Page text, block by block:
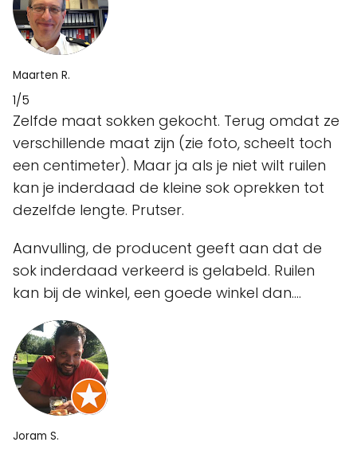
Maarten R.
1/5
Zelfde maat sokken gekocht. Terug omdat ze
verschillende maat zijn (zie foto, scheelt toch
een centimeter). Maar ja als je niet wilt ruilen
kan je inderdaad de kleine sok oprekken tot
dezelfde lengte. Prutser.
Aanvulling, de producent geeft aan dat de
sok inderdaad verkeerd is gelabeld. Ruilen
kan bij de winkel, een goede winkel dan….
Joram S.